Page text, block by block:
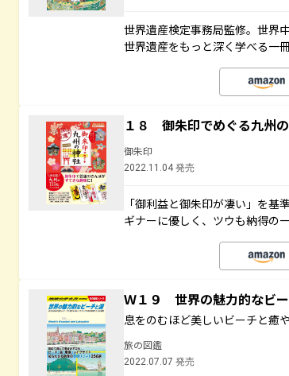
世界遺産検定事務局監修。世界
世界遺産をもっと深く学べる一冊
１８ 御朱印でめぐる九州
御朱印
2022.11.04 発売
「御利益と御朱印が凄い」を
ギナーに優しく、ツウも納得の一
Ｗ１９ 世界の魅力的なビ
息をのむほど美しいビーチと癒
旅の図鑑
2022.07.07 発売